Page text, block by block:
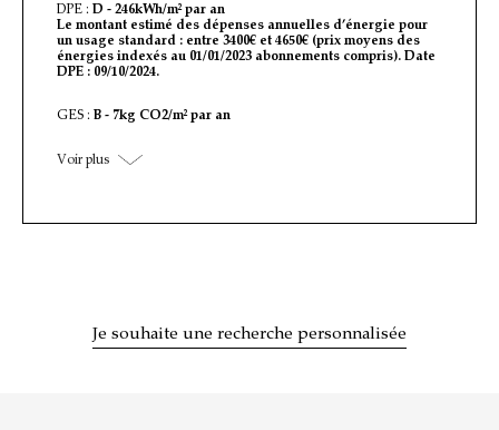
DPE : D - 246kWh/m² par an
Le montant estimé des dépenses annuelles d’énergie pour
un usage standard : entre 3400€ et 4650€ (prix moyens des
énergies indexés au 01/01/2023 abonnements compris). Date
DPE : 09/10/2024.
GES : B - 7kg CO2/m² par an
Voir plus
Je souhaite une recherche personnalisée